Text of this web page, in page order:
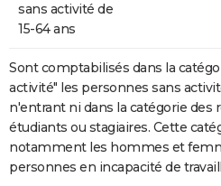
sans activité de
15-64 ans
Sont comptabilisés dans la
activité" les personnes sans
n'entrant ni dans la catégorie des
étudiants ou stagiaires. Cette
notamment les hommes et
personnes en incapacité de